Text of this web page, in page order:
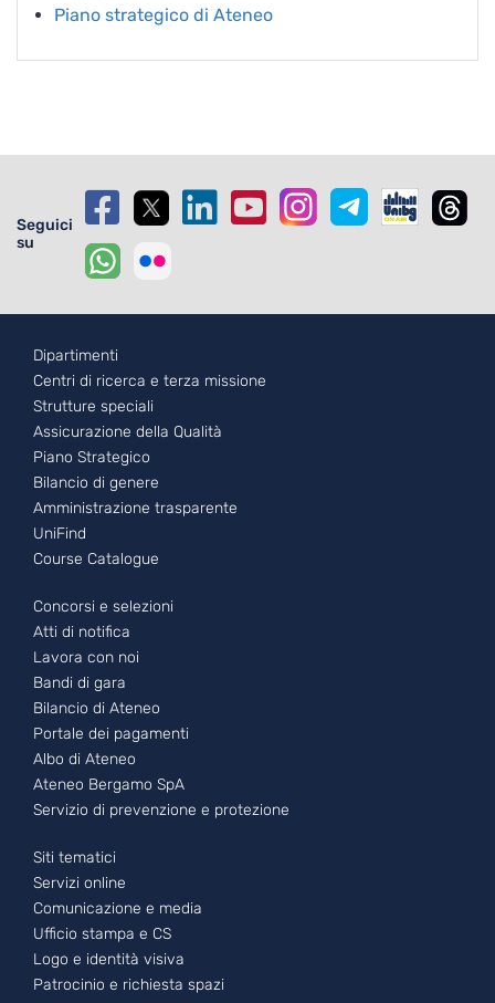
Piano strategico di Ateneo
Seguici
su
Footer - 1
Dipartimenti
Centri di ricerca e terza missione
Strutture speciali
Assicurazione della Qualità
Piano Strategico
Bilancio di genere
Amministrazione trasparente
UniFind
Course Catalogue
Footer - 2
Concorsi e selezioni
Atti di notifica
Lavora con noi
Bandi di gara
Bilancio di Ateneo
Portale dei pagamenti
Albo di Ateneo
Ateneo Bergamo SpA
Servizio di prevenzione e protezione
Footer - 3
Siti tematici
Servizi online
Comunicazione e media
Ufficio stampa e CS
Logo e identità visiva
Patrocinio e richiesta spazi